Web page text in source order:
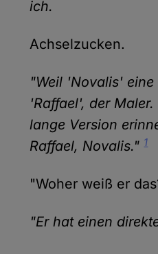
ich.
Achselzucken.
"Weil 'Novalis'
'Raffael', der
lange Version
Raffael, Novalis."1
"Woher weiß er
"Er hat einen